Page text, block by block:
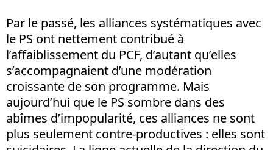
Par le passé, les alliances systématiques avec
le PS ont nettement contribué à
l’affaiblissement du PCF, d’autant qu’elles
s’accompagnaient d’une modération
croissante de son programme. Mais
aujourd’hui que le PS sombre dans des
abîmes d’impopularité, ces alliances ne sont
plus seulement contre-productives : elles sont